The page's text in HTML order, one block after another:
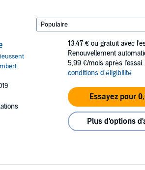
13,47 € ou gratuit avec
Renouvellement
5,99 €/mois après l'essai.
conditions d'éligibilité
Essayez pour
Plus d'options